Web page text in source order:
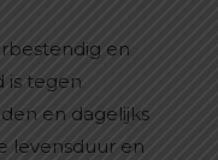
en
is tegen
en dagelijks
levensduur en